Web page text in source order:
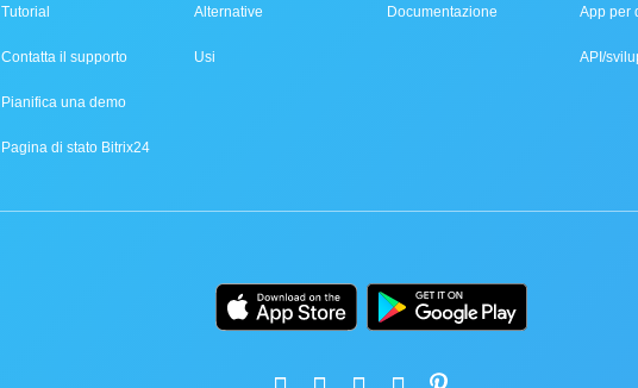
Tutorial
Contatta il supporto
Pianifica una demo
Pagina di stato Bitrix24
Alternative
Usi
Documentazione App per
API/